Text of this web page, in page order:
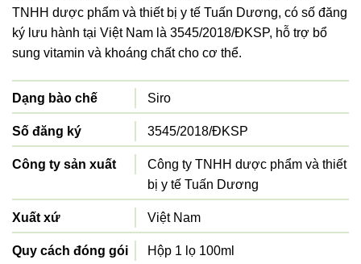
TNHH dược phẩm và thiết bị y tế Tuấn Dương, có số đăng
ký lưu hành tại Việt Nam là 3545/2018/ĐKSP, hỗ trợ bổ
sung vitamin và khoáng chất cho cơ thể.
Dạng bào chế Siro
Số đăng ký 3545/2018/ĐKSP
Công ty sản xuất
Công ty TNHH dược phẩm và thiết
bị y tế Tuấn Dương
Xuất xứ Việt Nam
Quy cách đóng gói Hộp 1 lọ 100ml